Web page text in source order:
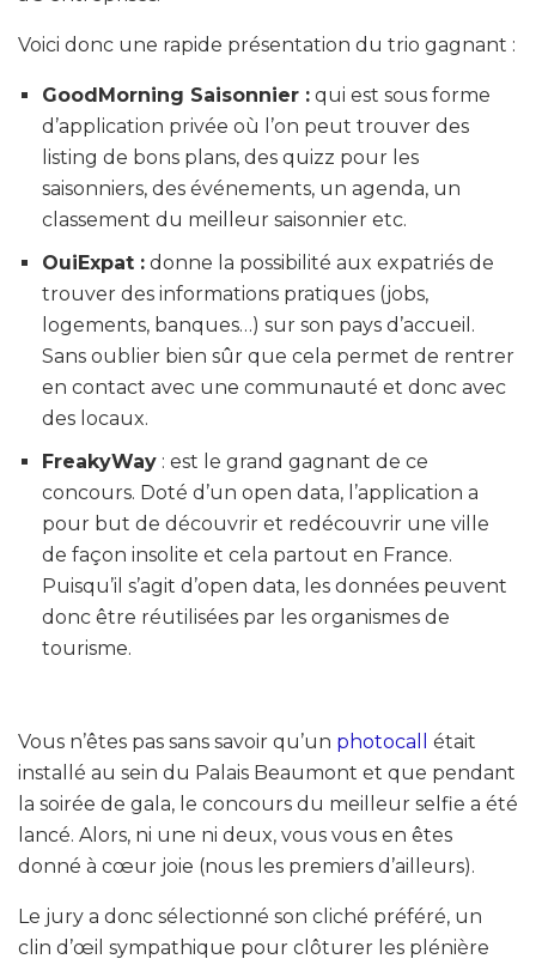
Voici donc une rapide présentation du trio gagnant :
GoodMorning Saisonnier : qui est sous forme
d’application privée où l’on peut trouver des
listing de bons plans, des quizz pour les
saisonniers, des événements, un agenda, un
classement du meilleur saisonnier etc.
OuiExpat : donne la possibilité aux expatriés de
trouver des informations pratiques (jobs,
logements, banques…) sur son pays d’accueil.
Sans oublier bien sûr que cela permet de rentrer
en contact avec une communauté et donc avec
des locaux.
FreakyWay : est le grand gagnant de ce
concours. Doté d’un open data, l’application a
pour but de découvrir et redécouvrir une ville
de façon insolite et cela partout en France.
Puisqu’il s’agit d’open data, les données peuvent
donc être réutilisées par les organismes de
tourisme.
Vous n’êtes pas sans savoir qu’un photocall
était
installé au sein du Palais Beaumont et que pendant
la soirée de gala, le concours du meilleur selfie a été
lancé. Alors, ni une ni deux, vous vous en êtes
donné à cœur joie (nous les premiers d’ailleurs).
Le jury a donc sélectionné son cliché préféré, un
clin d’œil sympathique pour clôturer les plénière